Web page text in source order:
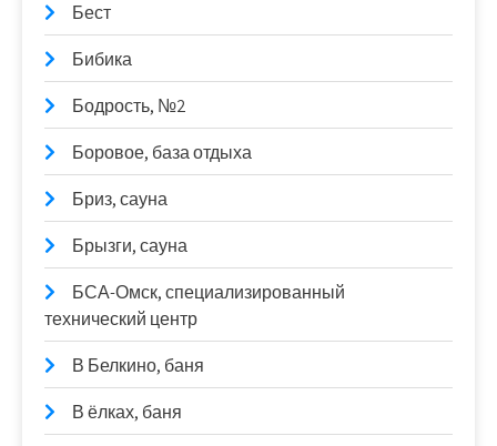
Бест
Бибика
Бодрость, №2
Боровое, база отдыха
Бриз, сауна
Брызги, сауна
БСА-Омск, специализированный
технический центр
В Белкино, баня
В ёлках, баня